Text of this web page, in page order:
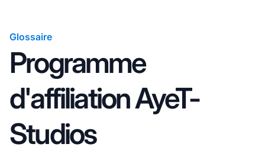
Glossaire
Programme
d'affiliation AyeT-
Studios